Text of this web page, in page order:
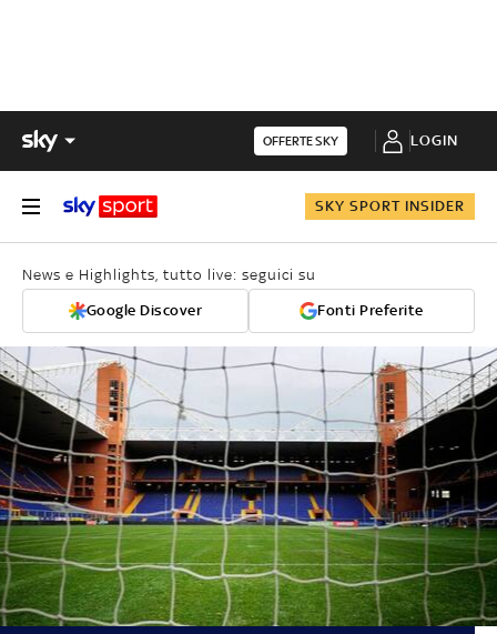
OFFERTE SKY LOGIN
SKY SPORT INSIDER
News e Highlights, tutto live: seguici su
Google Discover Fonti Preferite